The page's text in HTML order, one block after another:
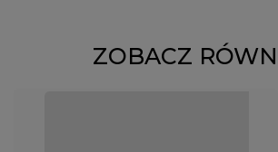
ZOBACZ